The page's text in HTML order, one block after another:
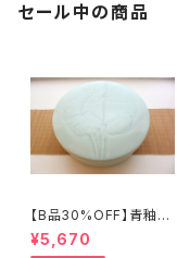
セール中の商品
【B品30%OFF】青釉瓷
蓋付盒（蓮の実）
¥5,670